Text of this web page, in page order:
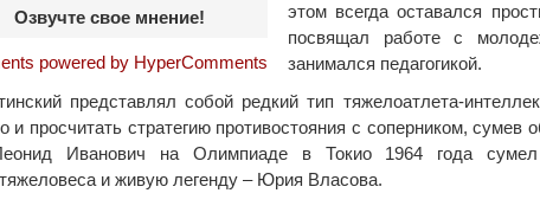
Озвучте свое мнение!
powered by HyperComments
этом всегда оставался
посвящал работе с
занимался педагогикой.
представлял собой редкий тип тяжелоатлета-
и просчитать стратегию противостояния с соперником,
Иванович на Олимпиаде в Токио 1964 года сумел
и живую легенду – Юрия Власова.